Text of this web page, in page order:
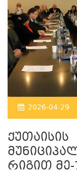
2026-04-29
ქუთაისის
რიგით